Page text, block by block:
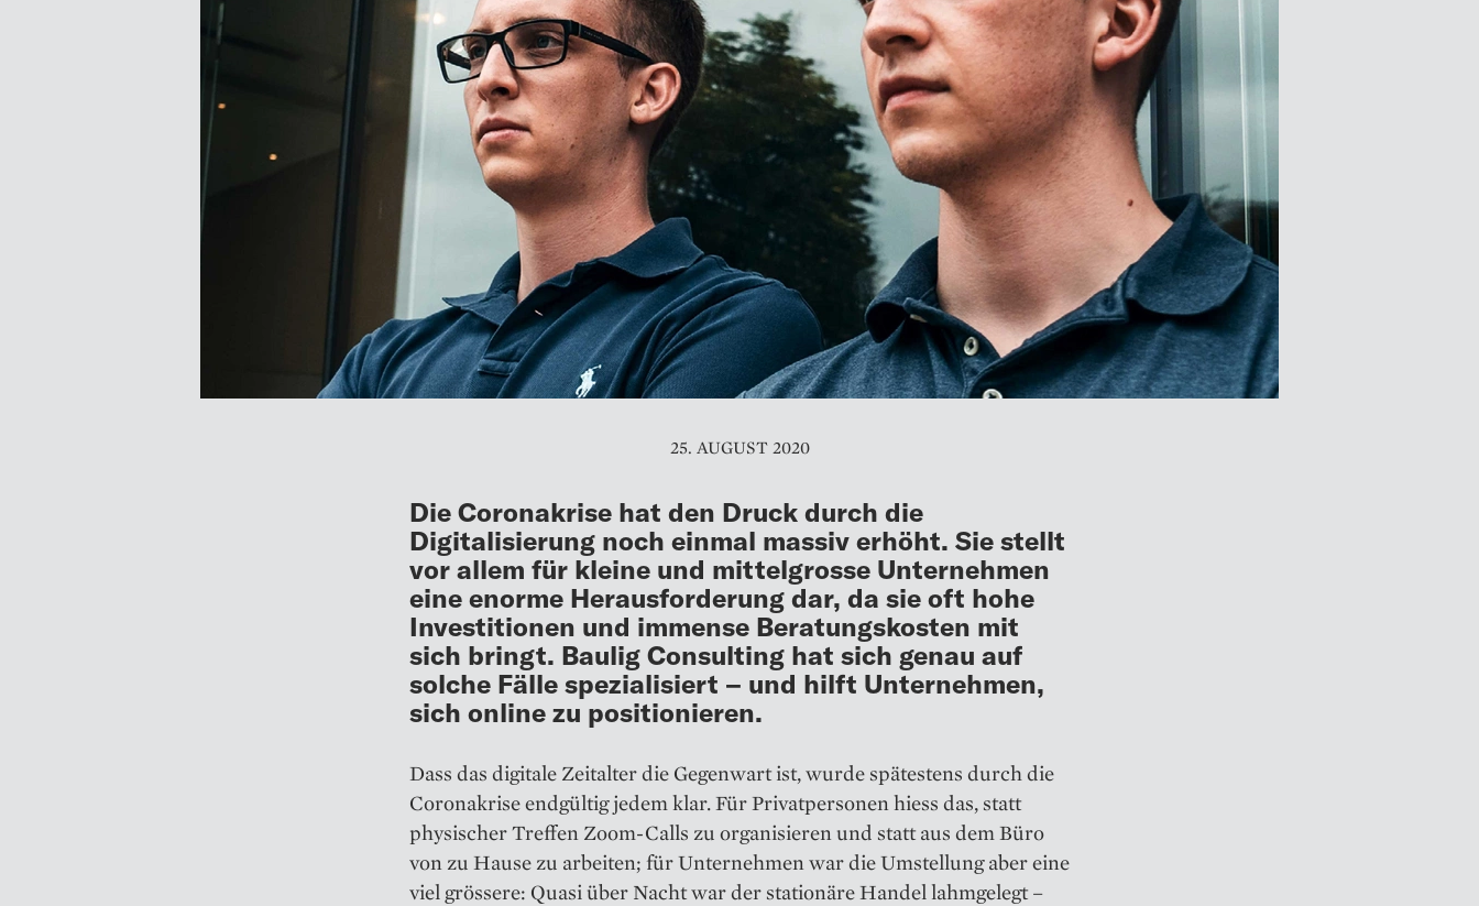
25. AUGUST 2020
Die Coronakrise hat den Druck durch die
Digitalisierung noch einmal massiv erhöht. Sie stellt
vor allem für kleine und mittelgrosse Unternehmen
eine enorme Herausforderung dar, da sie oft hohe
Investitionen und immense Beratungskosten mit
sich bringt. Baulig Consulting hat sich genau auf
solche Fälle spezialisiert – und hilft Unternehmen,
sich online zu positionieren.
Dass das digitale Zeitalter die Ge­gen­wart ist, wurde spätestens durch die
Coronakrise endgültig jedem klar. Für Privatpersonen hiess das, statt
physischer Treffen Zoom-Calls zu organisieren und statt aus dem Büro
von zu Hause zu arbeiten; für Unternehmen war die Umstellung aber eine
viel grössere: Quasi über Nacht war der stationäre Handel lahmgelegt –